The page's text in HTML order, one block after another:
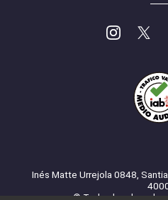
Inés Matte Urrejola 0848,
© Todos los